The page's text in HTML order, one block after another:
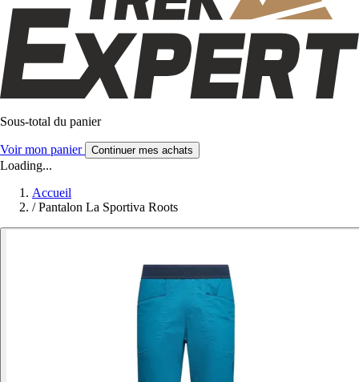
Sous-total du panier
Voir mon panier Continuer mes achats
Loading...
Accueil
/ Pantalon La Sportiva Roots